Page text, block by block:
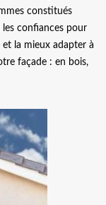
constitués
les confiances pour
la mieux adapter à
façade : en bois,